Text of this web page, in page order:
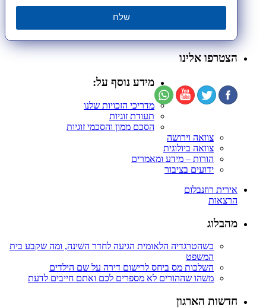
שלח
הצטרפו אלינו
מידע נוסף על:
מדריכי הזכויות שלנו
תעודת זוגיות
הסכם ממון והסכמי זוגיות
צוואה וירושה
צוואה ביולוגית
הורות – מידע ומאמרים
ידועים בציבור
אירית רוזנבלום
הרצאות
מהבלוג
כשהטרגדיה הלאומית הגיעה לחדר השינה, ומה שקבע בית
המשפט
השלכות מס ביחס לרישום דירה על שם הילדים
משהו שההורים לא מספרים לכם ואתם חייבים לדעת
חדשות הארגון